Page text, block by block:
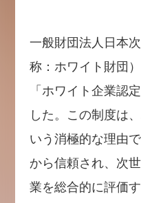
一般財団法人日本
称：ホワイト財団
「ホワイト企業認
した。この制度は
いう消極的な理由
から信頼され、次
業を総合的に評価